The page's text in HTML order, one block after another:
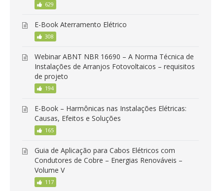
629
E-Book Aterramento Elétrico
308
Webinar ABNT NBR 16690 – A Norma Técnica de
Instalações de Arranjos Fotovoltaicos – requisitos
de projeto
194
E-Book – Harmônicas nas Instalações Elétricas:
Causas, Efeitos e Soluções
165
Guia de Aplicação para Cabos Elétricos com
Condutores de Cobre – Energias Renováveis –
Volume V
117